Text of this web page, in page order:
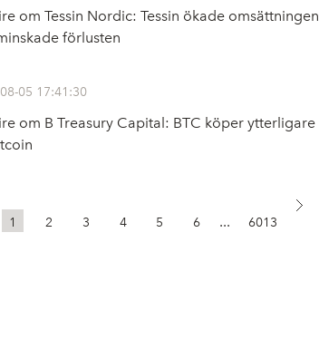
om Tessin Nordic: Tessin ökade omsättningen
förlusten
05 17:41:30
om B Treasury Capital: BTC köper ytterligare
1 2 3 4 5 6 ... 6013